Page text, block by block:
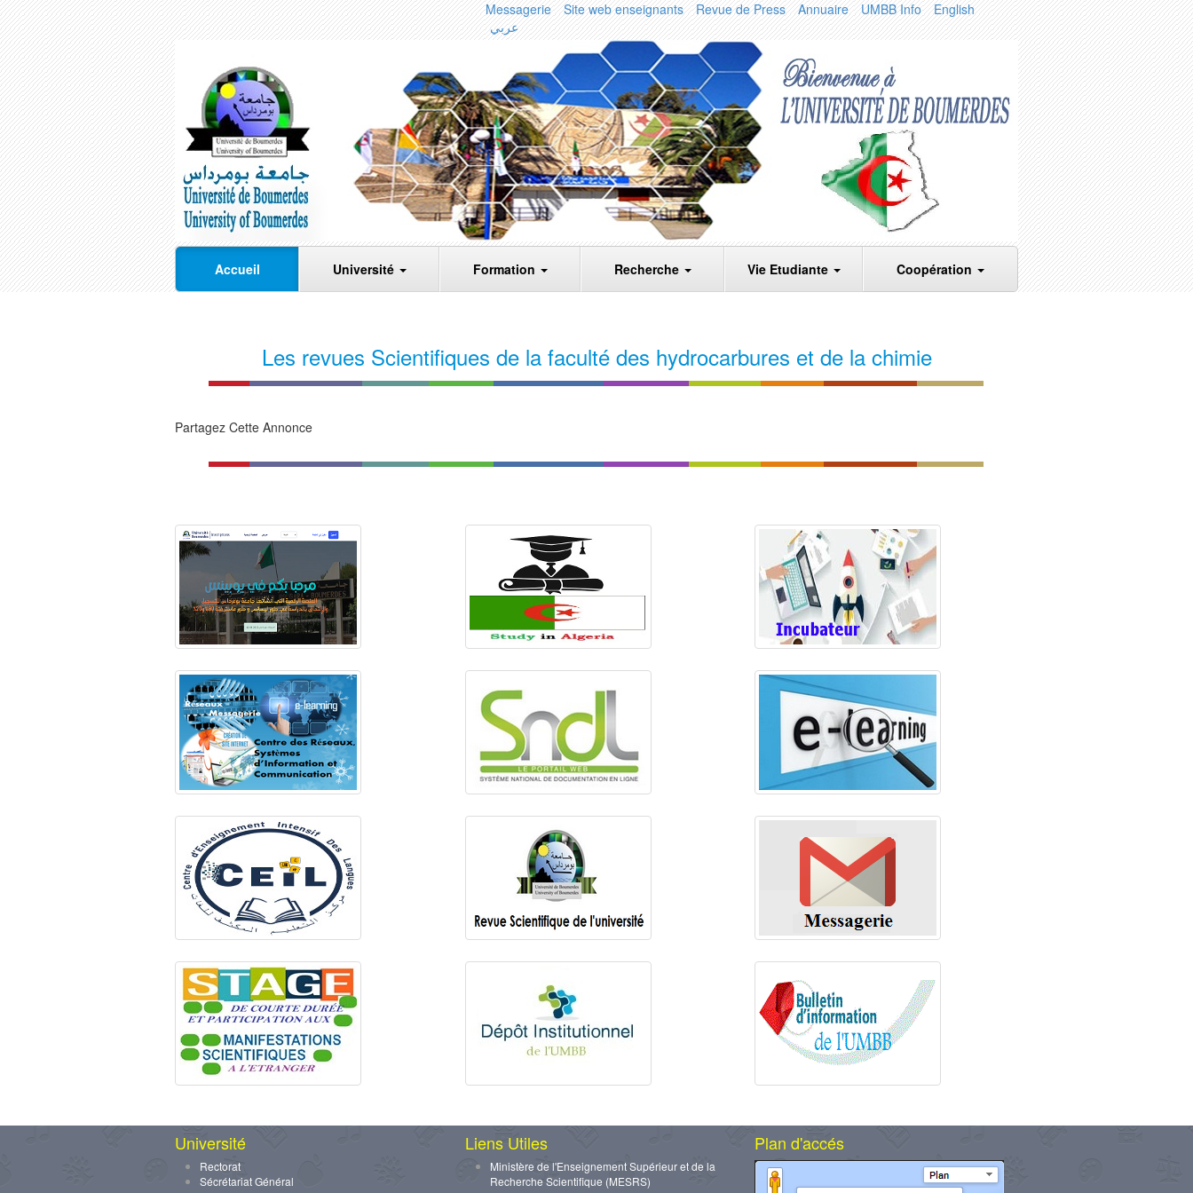
Messagerie Site web enseignants Revue de Press Annuaire UMBB Info
English
عربي
Accueil Université Formation Recherche Vie Etudiante Coopération
Les revues Scientifiques de la faculté des hydrocarbures et de la chimie
Partagez Cette Annonce
Université
Rectorat
Sécrétariat Général
Liens Utiles
Ministère de l'Enseignement Supérieur et de la
Recherche Scientifique (MESRS)
Plan d'accés